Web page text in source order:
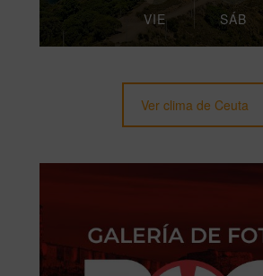
VIE SÁB
Ver clima de Ceuta